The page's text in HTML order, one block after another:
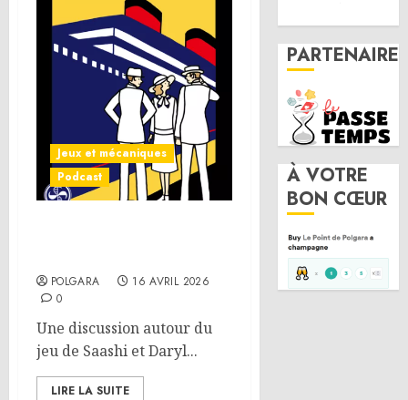
Jeux et mécaniques
Podcast
POLGARA
16 AVRIL 2026
0
Une discussion autour du
jeu de Saashi et Daryl...
LIRE LA SUITE
PARTENAIRE
À VOTRE
BON CŒUR